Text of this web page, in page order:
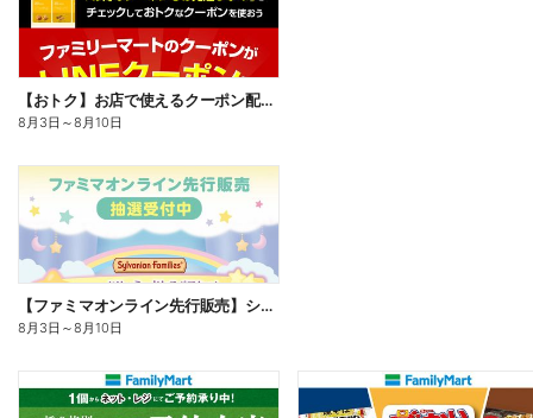
【おトク】お店で使えるクーポン配信中
8月3日 ～8月10日
【ファミマオンライン先行販売】シルバニアファミリー
8月3日 ～8月10日